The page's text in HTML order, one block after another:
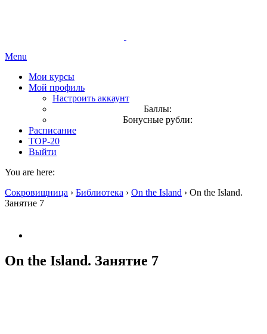
Menu
Мои курсы
Мой профиль
Настроить аккаунт
Баллы:
Бонусные рубли:
Расписание
TOP-20
Выйти
You are here:
Сокровищница › Библиотека › On the Island › On the Island.
Занятие 7
On the Island. Занятие 7